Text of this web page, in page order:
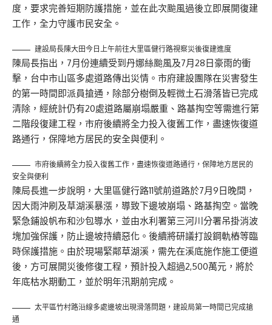
度，要求完善短期防護措施，並在此次颱風過後立即展開復建
工作，全力守護市民安全。
建設局長陳大田今日上午前往大里區健行路視察災後復建進度
陳局長指出，7月份連續受到丹娜絲颱風及7月28日豪雨的衝
擊，台中市山區多處道路傳出災情。市府建設團隊在災害發生
的第一時間即派員搶通，除部分樹倒及輕微土石滑落皆已完成
清除，經統計仍有20處道路屬崩塌嚴重、路基掏空等需進行第
二階段復建工程，市府後續將全力投入復舊工作，盡速恢復道
路通行，保障地方居民的安全與便利。
市府後續將全力投入復舊工作，盡速恢復道路通行，保障地方居民的
安全與便利
陳局長進一步說明，大里區健行路11號前道路於7月9日晚間，
因大雨沖刷及草湖溪暴漲，導致下邊坡崩塌、路基掏空。當晚
緊急鋪設帆布和沙包導水，並由水利署第三河川分署吊掛消波
塊加強保護，防止邊坡持續惡化。後續將研議打設鋼軌樁等臨
時保護措施。由於現場緊鄰草湖溪，需先在溪底施作施工便道
後，方可展開災後修復工程，預計投入超過2,500萬元，將於
年底枯水期動工，並於明年汛期前完成。
太平區竹村路沿線多處邊坡出現滑落問題，建設局第一時間已完成搶
通